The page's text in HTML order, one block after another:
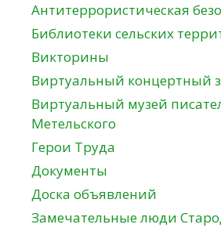
Антитеррористическая
Библиотеки сельских
Викторины
Виртуальный концертный
Виртуальный музей
Метельского
Герои Труда
Документы
Доска объявлений
Замечательные люди